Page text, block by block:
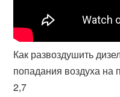
Как развоздушить
попадания воздуха
2,7